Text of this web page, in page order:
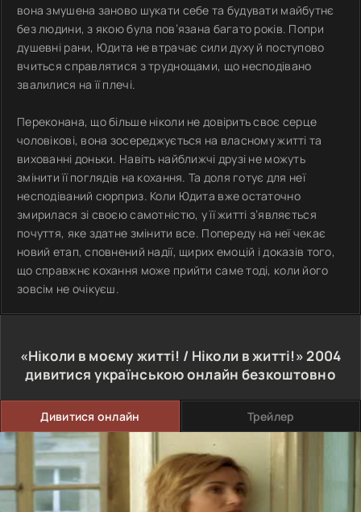
вона змушена заново шукати себе та будувати майбутнє
без людини, з якою була пов’язана багато років. Попри
душевні рани, Юдита не втрачає сили духу й поступово
вчиться справлятися з труднощами, що несподівано
звалилися на її плечі.
Переконана, що більше ніколи не довірить своє серце
чоловікові, вона зосереджується на власному житті та
вихованні доньки. Навіть найближчі друзі не можуть
змінити її поглядів на кохання. Та доля готує для неї
несподіваний сюрприз. Коли Юдита вже остаточно
змирилася зі своєю самотністю, у її житті з’являється
почуття, яке здатне змінити все. Попереду на неї чекає
новий етап, сповнений надії, щирих емоцій і доказів того,
що справжнє кохання може прийти саме тоді, коли його
зовсім не очікуєш.
«Ніколи в моєму житті! / Ніколи в житті!»2004
дивитися українською онлайн безкоштовно
Дивитися онлайн Трейлер